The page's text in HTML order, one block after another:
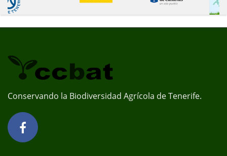
Conservando la Biodiversidad Agrícola de Tenerife.